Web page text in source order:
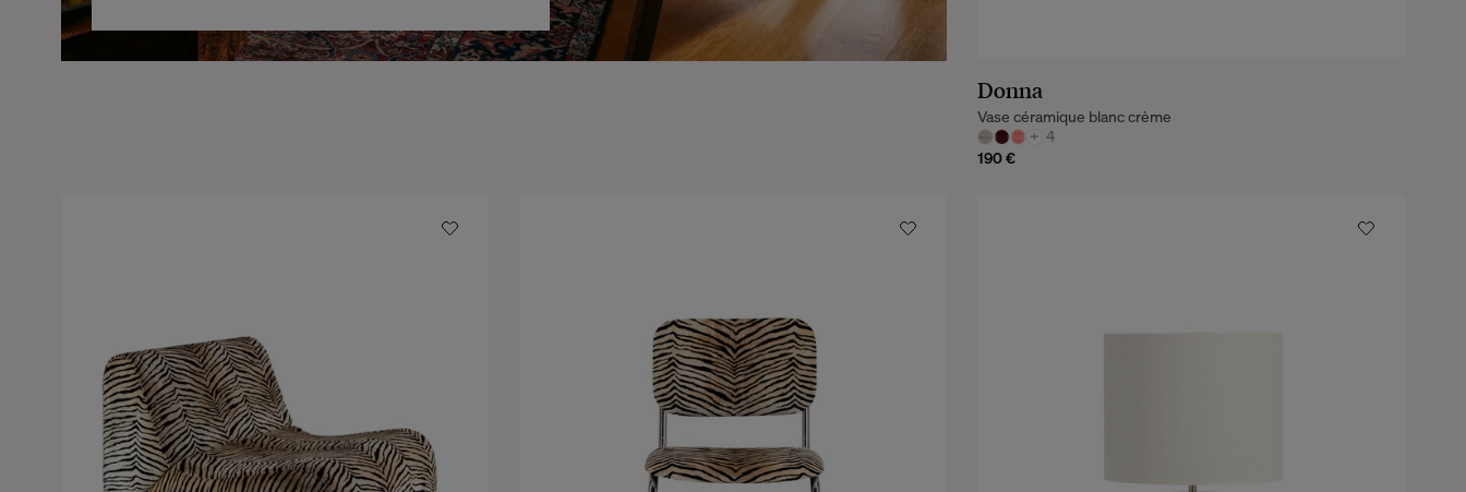
Donna
+ 4
190 €
Vase céramique blanc crème